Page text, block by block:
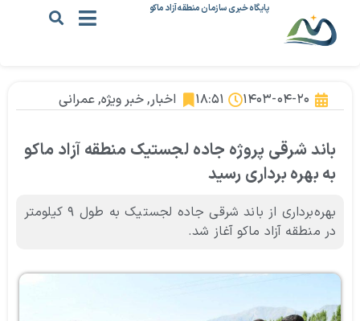
پایگاه خبری سازمان منطقه آزاد ماکو
۱۴۰۳-۰۴-۲۰ ۱۸:۵۱ اخبار,خبر ویژه,عمرانی
باند شرقی پروژه جاده لجستیک منطقه آزاد ماکو
به بهره برداری رسید
بهره‌برداری از باند شرقی جاده لجستیک به طول ۹ کیلومتر
در منطقه آزاد ماکو آغاز شد.